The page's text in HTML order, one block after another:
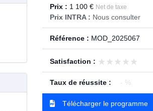
Prix : 1 100 € Net de taxe
Prix INTRA : Nous consulter
Référence : MOD_2025067
Satisfaction : ★★★★★
★★★★★
Taux de réussite : - %
Télécharger le programme